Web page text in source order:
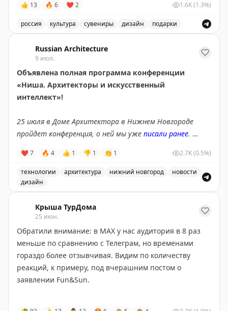
вам сделают скидку!
Мы познакомились с ними на Выкса-фесте и уже
добавили их в нашу большую подборку интересных
сувениров из разных регионов, заходите посмотреть:
https://dearpassengers.ru/souvenirs/
👍 13 🔥 6 ❤ 2 1.6K(1.3%)
россия культура сувениры дизайн подарки
Russian Architecture
9 июл.
Объявлена полная программа конференции
«Ниша. Архитекторы и искусственный
интеллект»!
25 июля в Доме Архитектора в Нижнем Новгороде
пройдет конференция, о ней мы уже писали ранее.
Конференция объединит более 20 экспертов. Среди
них бюро IND, Megabudka, архитектурная
школа МАРШ и другие. В Большом зале пройдут
дискуссии о будущем профессии и кейсы крупных
компаний, а Малый станет площадкой практических
кейсов, и открытого разговора профессионального
сообщества.
✅Полная программа конференции
#новости
❤ 7 🔥 4 👍 1 👎 1 👏 1 2.7K(0.5%)
технологии архитектура нижний новгород
новости
дизайн
Крыша ТурДома
25 июн.
Обратили внимание: в MAX у нас аудитория в 8 раз
меньше по сравнению с Телеграм, но временами
гораздо более отзывчивая. Видим по количеству
реакций, к примеру, под вчерашним постом о
заявлении Fun&Sun.